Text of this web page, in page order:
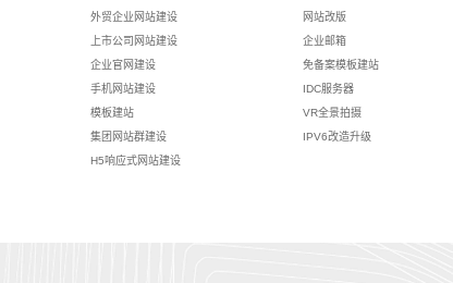
外贸企业网站建设
上市公司网站建设
企业官网建设
手机网站建设
模板建站
集团网站群建设
H5响应式网站建设
网站改版
企业邮箱
免备案模板建站
IDC服务器
VR全景拍摄
IPV6改造升级